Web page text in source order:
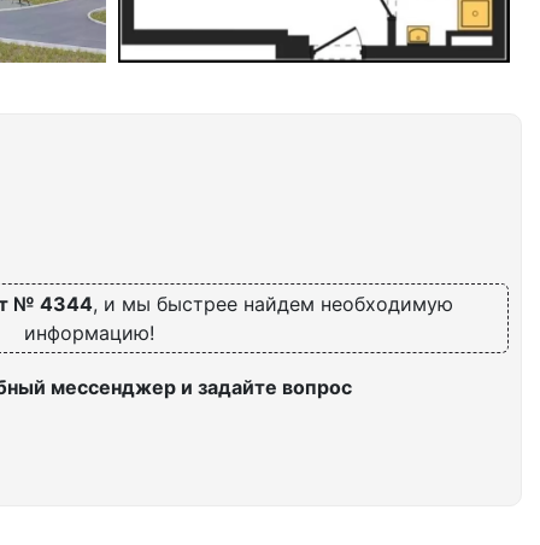
№ 4344, и мы быстрее найдем необходимую
информацию!
мессенджер и задайте вопрос